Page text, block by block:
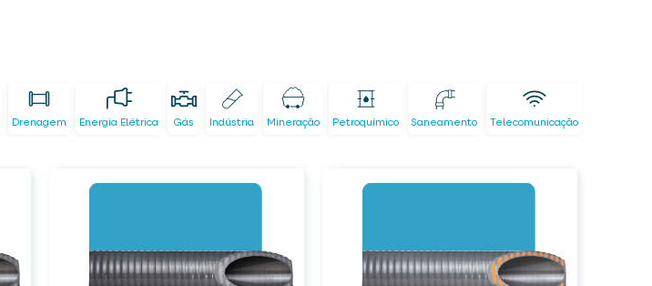
Drenagem Energia Elétrica Gás Indústria Mineração Petroquímico Saneamento Telecomunicação